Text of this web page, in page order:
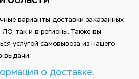
варианты доставки заказанных
так и в регионы. Также вы
услугой самовывоза из нашего
выдачи.
о доставке.